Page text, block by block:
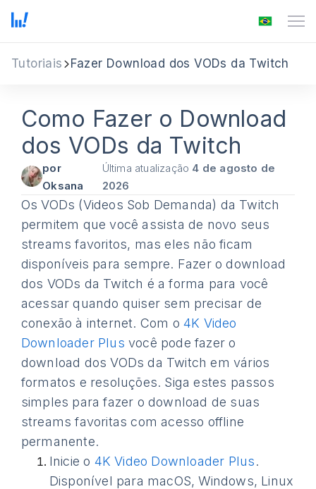
Tutoriais Fazer Download dos VODs da Twitch
Como Fazer o Download
dos VODs da Twitch
por
Oksana
Última atualização 4 de agosto de
2026
Os VODs (Videos Sob Demanda) da Twitch
permitem que você assista de novo seus
streams favoritos, mas eles não ficam
disponíveis para sempre. Fazer o download
dos VODs da Twitch é a forma para você
acessar quando quiser sem precisar de
conexão à internet. Com o4K Video
Downloader Plus você pode fazer o
download dos VODs da Twitch em vários
formatos e resoluções. Siga estes passos
simples para fazer o download de suas
streams favoritas com acesso offline
permanente.
Inicie o 4K Video Downloader Plus.
Disponível para macOS, Windows, Linux